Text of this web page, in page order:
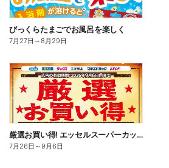
びっくらたまごでお風呂を楽しく
7月27日 ～8月29日
厳選お買い得! エッセルスーパーカップ
7月26日 ～9月6日